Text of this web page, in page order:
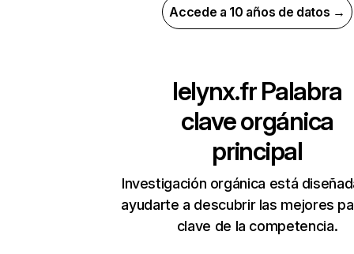
Accede a 10 años de datos →
lelynx.frPalabra
clave orgánica
principal
Investigación orgánica está
ayudarte a descubrir las mejores
clave de la competencia.